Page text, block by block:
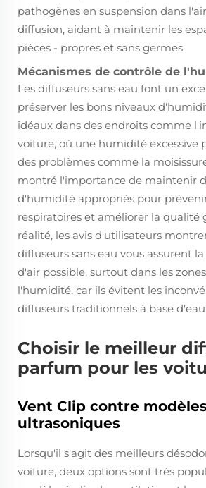
pathogènes en suspension dans
diffusion, aidant à maintenir les
pièces - propres et sans germes.
Mécanismes de contrôle de
Les diffuseurs sans eau font un
préserver les bons niveaux
idéaux dans des endroits comme
voiture, où une humidité excessive
des problèmes comme la
montré l'importance de maintenir
d'humidité appropriés pour
respiratoires et améliorer la qualité
réalité, les avis d'utilisateurs
diffuseurs sans eau vous assurent
d'air possible, surtout dans les
l'humidité, car ils évitent les
diffuseurs traditionnels à base
Choisir le meilleur
parfum pour les
Vent Clip contre
ultrasoniques
Lorsqu'il s'agit des meilleurs
voiture, deux options sont très